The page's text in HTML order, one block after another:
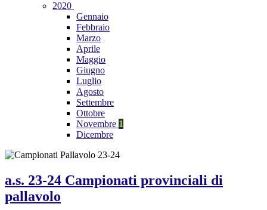
2020
Gennaio
Febbraio
Marzo
Aprile
Maggio
Giugno
Luglio
Agosto
Settembre
Ottobre
Novembre 1
Dicembre
a.s. 23-24 Campionati provinciali di
pallavolo